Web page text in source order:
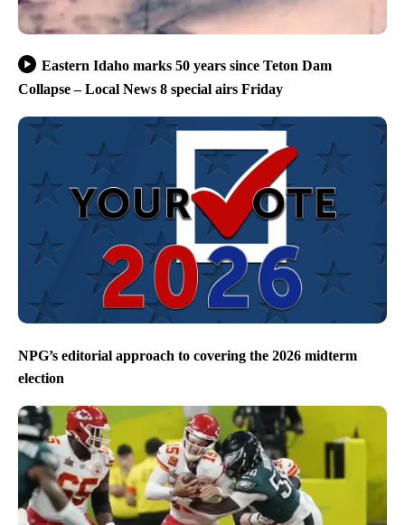
Eastern Idaho marks 50 years since Teton Dam
Collapse – Local News 8 special airs Friday
NPG’s editorial approach to covering the 2026 midterm
election